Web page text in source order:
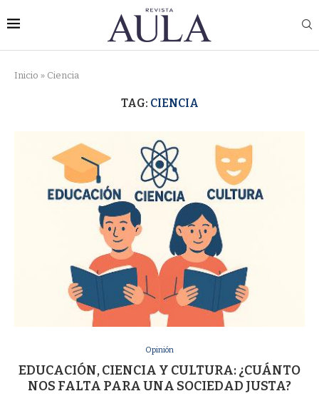
Inicio » Ciencia
TAG: CIENCIA
Opinión
EDUCACIÓN, CIENCIA Y CULTURA: ¿CUÁNTO
NOS FALTA PARA UNA SOCIEDAD JUSTA?